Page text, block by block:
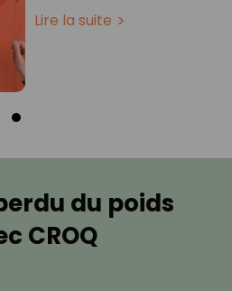
Lire la suite
du poids
CROQ